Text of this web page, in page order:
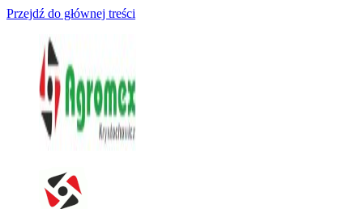
Przejdź do głównej treści